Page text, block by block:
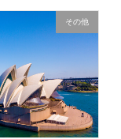
その他